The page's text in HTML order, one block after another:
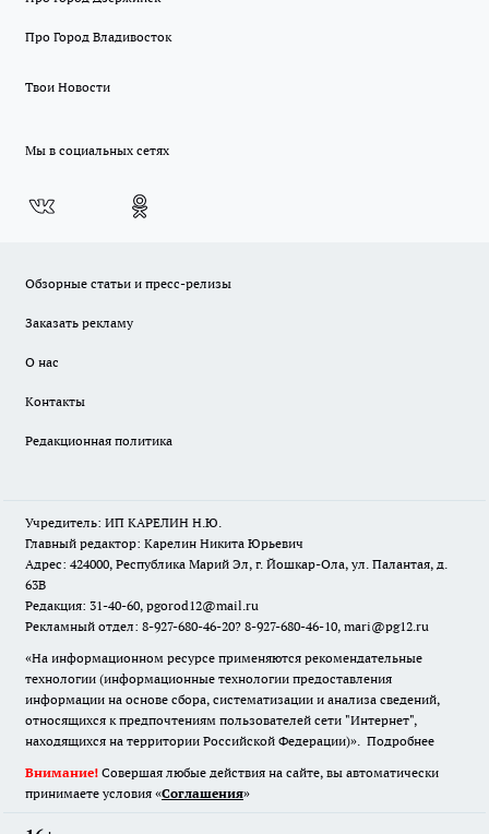
Про Город Владивосток
Твои Новости
Мы в социальных сетях
Обзорные статьи и пресс-релизы
Заказать рекламу
О нас
Контакты
Редакционная политика
Учредитель: ИП КАРЕЛИН Н.Ю.
Главный редактор: Карелин Никита Юрьевич
Адрес: 424000, Республика Марий Эл, г. Йошкар-Ола, ул. Палантая, д.
63В
Редакция: 31-40-60, pgorod12@mail.ru
Рекламный отдел: 8-927-680-46-20? 8-927-680-46-10, mari@pg12.ru
«На информационном ресурсе применяются рекомендательные
технологии (информационные технологии предоставления
информации на основе сбора, систематизации и анализа сведений,
относящихся к предпочтениям пользователей сети "Интернет",
находящихся на территории Российской Федерации)». Подробнее
Внимание! Совершая любые действия на сайте, вы автоматически
принимаете условия «Cоглашения»